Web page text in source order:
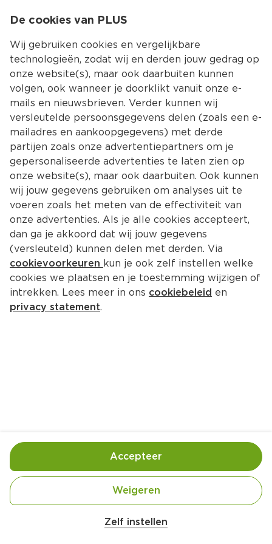
Kies jouw
De cookies van PLUS
Wij gebruiken cookies en vergelijkbare
technologieën, zodat wij en derden jouw gedrag op
onze website(s), maar ook daarbuiten kunnen
volgen, ook wanneer je doorklikt vanuit onze e-
mails en nieuwsbrieven. Verder kunnen wij
versleutelde persoonsgegevens delen (zoals een e-
mailadres en aankoopgegevens) met derde
partijen zoals onze advertentiepartners om je
gepersonaliseerde advertenties te laten zien op
onze website(s), maar ook daarbuiten. Ook kunnen
wij jouw gegevens gebruiken om analyses uit te
voeren zoals het meten van de effectiviteit van
onze advertenties. Als je alle cookies accepteert,
dan ga je akkoord dat wij jouw gegevens
(versleuteld) kunnen delen met derden. Via
cookievoorkeuren kun je ook zelf instellen welke
cookies we plaatsen en je toestemming wijzigen of
intrekken. Lees meer in ons cookiebeleid en
privacy statement.
Zelf instellen
Weigeren
Accepteer